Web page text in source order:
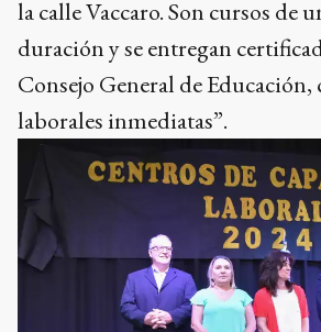
la calle Vaccaro. Son cursos de
duración y se entregan
Consejo General de Educación,
laborales inmediatas”.